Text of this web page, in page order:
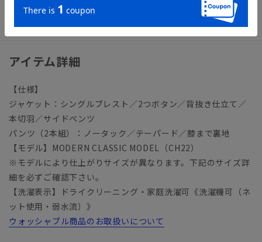
ビジネス タイト スリム スペアパンツ パンツ2本
アイテム詳細
【仕様】
ジャケット：シングルブレスト／2つボタン／背抜き仕立て／
本切羽／サイドベンツ
パンツ（2本組）：ノータック／テーパード／膝まで裏地
【モデル】MODERN CLASSIC MODEL（CH22）
※モデルにより仕上がりサイズが異なります。下記のサイズ詳
細を必ずご確認下さい。
【洗濯表示】ドライクリーニング・家庭洗濯可《洗濯機可（ネ
ット使用・弱水流）》
ウォッシャブル商品のお取扱いについて